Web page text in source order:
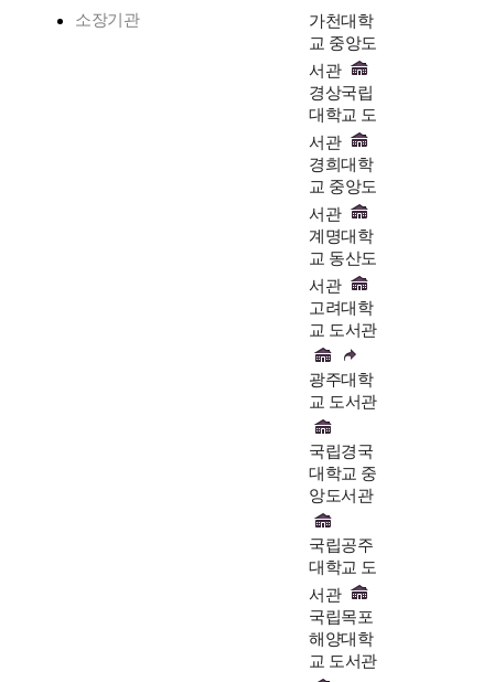
소장기관
가천대학
교 중앙도
서관
경상국립
대학교 도
서관
경희대학
교 중앙도
서관
계명대학
교 동산도
서관
고려대학
교 도서관
광주대학
교 도서관
국립경국
대학교 중
앙도서관
국립공주
대학교 도
서관
국립목포
해양대학
교 도서관